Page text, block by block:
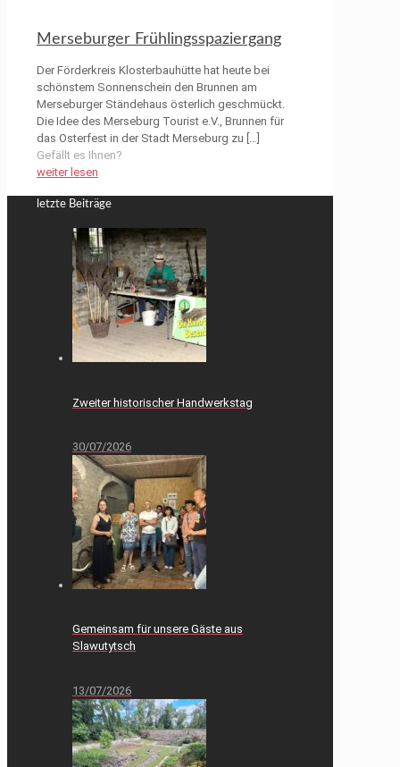
Merseburger Frühlingsspaziergang
Der Förderkreis Klosterbauhütte hat heute bei
schönstem Sonnenschein den Brunnen am
Merseburger Ständehaus österlich geschmückt.
Die Idee des Merseburg Tourist e.V., Brunnen für
das Osterfest in der Stadt Merseburg zu
Gefällt es Ihnen?
weiter lesen
letzte Beiträge
Zweiter historischer Handwerkstag
30/07/2026
Gemeinsam für unsere Gäste aus
Slawutytsch
13/07/2026